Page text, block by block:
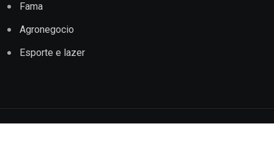
Fama
Agronegocio
Esporte e lazer